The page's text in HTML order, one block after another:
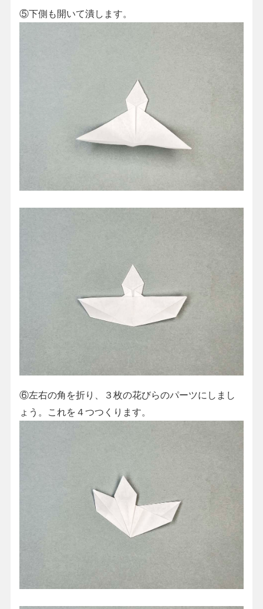
⑤下側も開いて潰します。
⑥左右の角を折り、３枚の花びらのパーツにしまし
ょう。これを４つつくります。